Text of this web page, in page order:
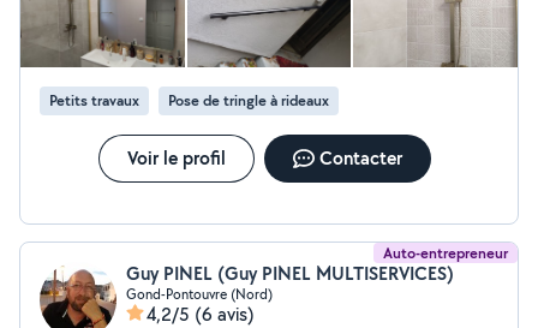
Petits travaux Pose de tringle à rideaux
Voir le profil Contacter
Auto-entrepreneur
Guy PINEL (Guy PINEL MULTISERVICES)
Gond-Pontouvre (Nord)
4,2/5 (6 avis)